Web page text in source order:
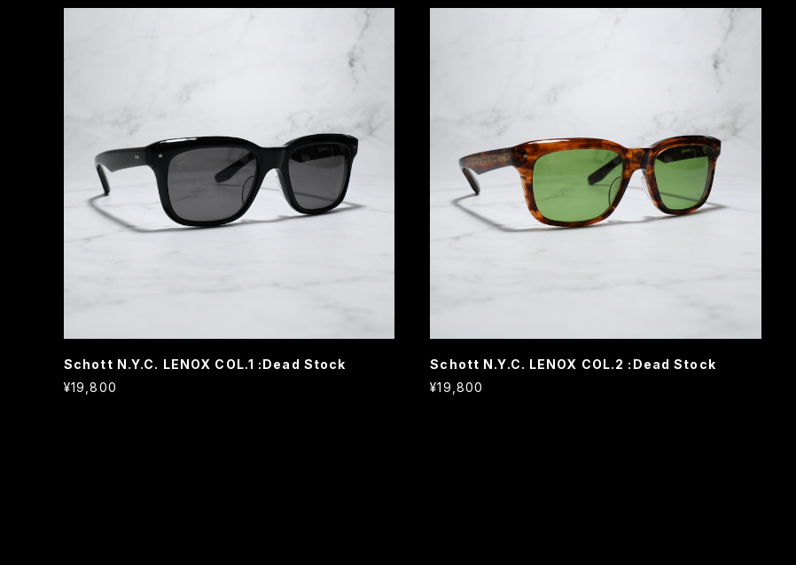
Schott N.Y.C. LENOX COL.1 :Dead Stock
¥19,800
Schott N.Y.C. LENOX COL.2 :Dead Stock
¥19,800